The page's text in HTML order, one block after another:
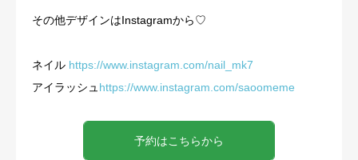
その他デザインはInstagramから♡
ネイル https://www.instagram.com/nail_mk7
アイラッシュ https://www.instagram.com/saoomeme
予約はこちらから